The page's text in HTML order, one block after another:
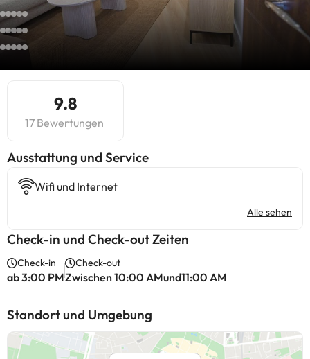
9.8
17 Bewertungen
​Ausstattung und Service
Wifi und Internet
Alle sehen
Check-in und Check-out Zeiten
Check-in
ab 3:00 PM
Check-out
Zwischen 10:00 AMund11:00 AM
Standort und Umgebung